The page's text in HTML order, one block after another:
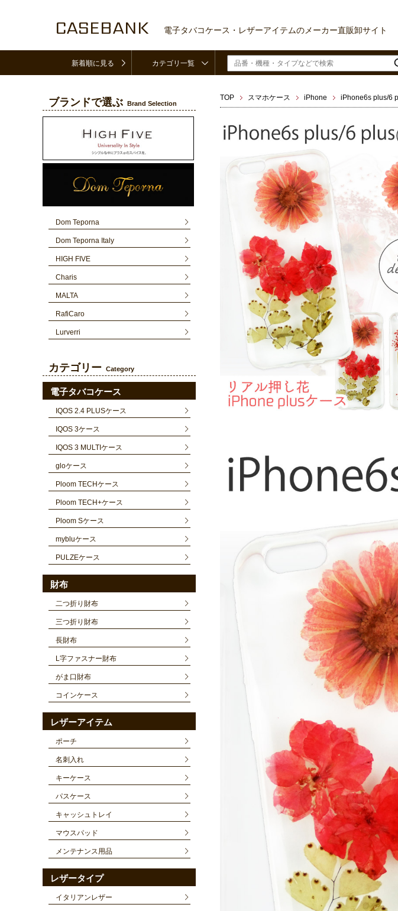
CASEBANK 電子タバコケース・レザーアイテムのメーカー直販卸サイト
新着順に見る カテゴリ一覧
TOP スマホケース iPhone iPhone6s plus/6
ブランドで選ぶ Brand Selection
Dom Teporna
Dom Teporna Italy
HIGH FIVE
Charis
MALTA
RafiCaro
Lurverri
カテゴリー Category
電子タバコケース
IQOS 2.4 PLUSケース
IQOS 3ケース
IQOS 3 MULTIケース
gloケース
Ploom TECHケース
Ploom TECH+ケース
Ploom Sケース
mybluケース
PULZEケース
財布
二つ折り財布
三つ折り財布
長財布
L字ファスナー財布
がま口財布
コインケース
レザーアイテム
ポーチ
名刺入れ
キーケース
パスケース
キャッシュトレイ
マウスパッド
メンテナンス用品
レザータイプ
イタリアンレザー